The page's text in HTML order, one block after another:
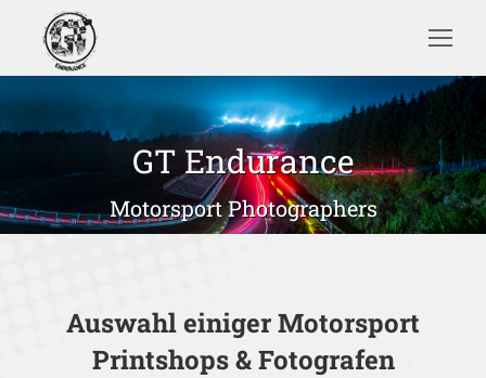
Search:
GT Endurance
Motorsport Photographers
Sie befinden sich hier:
Auswahl einiger Motorsport
Printshops & Fotografen